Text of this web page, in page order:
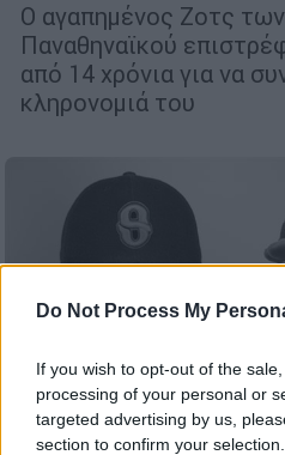
Do Not Process My
If you wish to opt-out of the
processing of your personal or
targeted advertising by us,
section to confirm your
Ο αγαπημένος Ζοτς
Παναθηναϊκού
από 14 χρόνια για να
κληρονομιά του